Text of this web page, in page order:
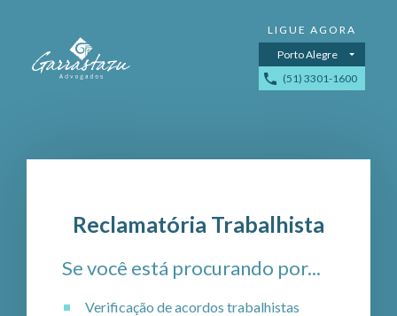
Porto Alegre
(51) 3301-1600
Reclamatória Trabalhista
Se você está procurando por...
Verificação de acordos trabalhistas